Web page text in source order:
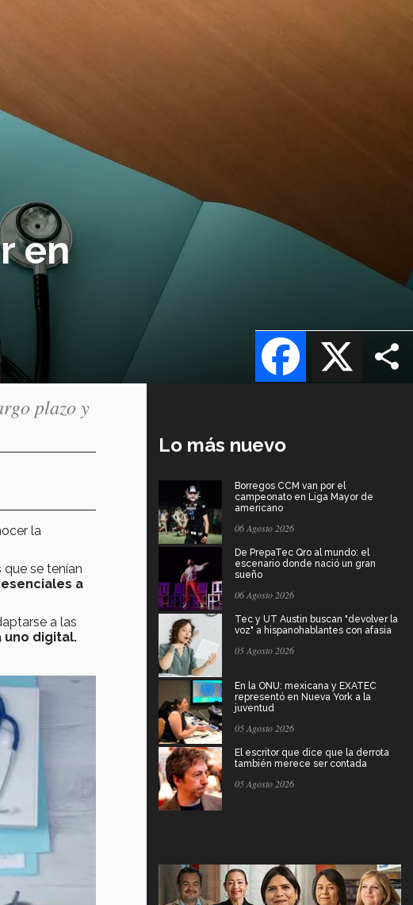
en
X
Facebook
plazo y
la
que se tenían
a
a las
uno digital.
Lo más nuevo
Borregos CCM van por el
campeonato en Liga Mayor de
americano
06 Agosto 2026
De PrepaTec Qro al mundo: el
escenario donde nació un gran
sueño
06 Agosto 2026
Tec y UT Austin buscan "devolver la
voz" a hispanohablantes con afasia
05 Agosto 2026
En la ONU: mexicana y EXATEC
representó en Nueva York a la
juventud
05 Agosto 2026
El escritor que dice que la derrota
también merece ser contada
05 Agosto 2026